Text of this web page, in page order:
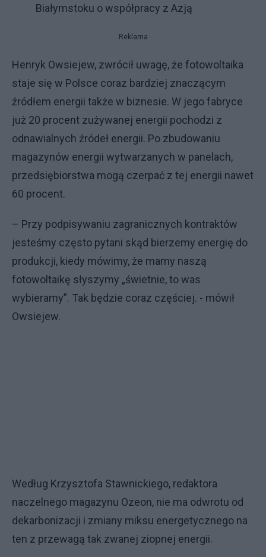
Białymstoku o współpracy z Azją
Reklama
Henryk Owsiejew, zwrócił uwagę, że fotowoltaika
staje się w Polsce coraz bardziej znaczącym
źródłem energii także w biznesie. W jego fabryce
już 20 procent zużywanej energii pochodzi z
odnawialnych źródeł energii. Po zbudowaniu
magazynów energii wytwarzanych w panelach,
przedsiębiorstwa mogą czerpać z tej energii nawet
60 procent.
– Przy podpisywaniu zagranicznych kontraktów
jesteśmy często pytani skąd bierzemy energię do
produkcji, kiedy mówimy, że mamy naszą
fotowoltaikę słyszymy „świetnie, to was
wybieramy”. Tak będzie coraz częściej. - mówił
Owsiejew.
Według Krzysztofa Stawnickiego, redaktora
naczelnego magazynu Ozeon, nie ma odwrotu od
dekarbonizacji i zmiany miksu energetycznego na
ten z przewagą tak zwanej ziopnej energii.